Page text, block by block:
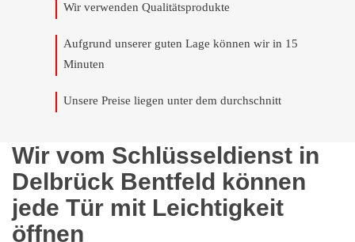
Wir verwenden Qualitätsprodukte
Aufgrund unserer guten Lage können wir in 15
Minuten
Unsere Preise liegen unter dem durchschnitt
Wir vom Schlüsseldienst in
Delbrück Bentfeld können
jede Tür mit Leichtigkeit
öffnen